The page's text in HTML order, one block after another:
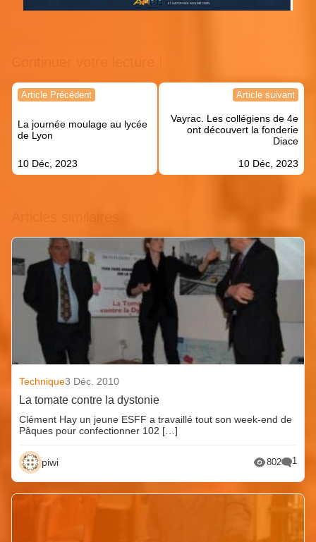
Navigation
l’article
Article Précédent
La journée moulage au lycée
de Lyon
10 Déc, 2023
Article suivant
Vayrac. Les collégiens de 4e
ont découvert la fonderie
Diace
10 Déc, 2023
Technique3 Déc. 2010
La tomate contre la dystonie
Clément Hay un jeune ESFF a travaillé tout son week-end de
Pâques pour confectionner 102 […]
piwi 802 1